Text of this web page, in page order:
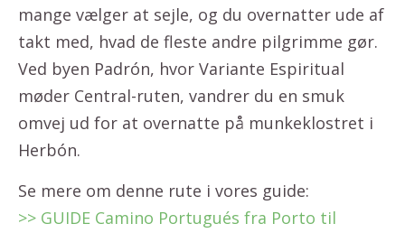
mange vælger at sejle, og du overnatter ude af
takt med, hvad de fleste andre pilgrimme gør.
Ved byen Padrón, hvor Variante Espiritual
møder Central-ruten, vandrer du en smuk
omvej ud for at overnatte på munkeklostret i
Herbón.
Se mere om denne rute i vores guide:
>> GUIDE Camino Portugués fra Porto til